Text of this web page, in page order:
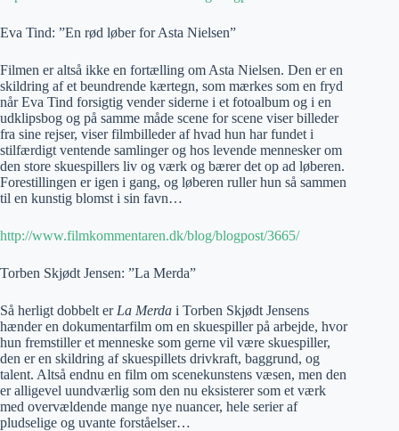
Eva Tind: ”En rød løber for Asta Nielsen”
Filmen er altså ikke en fortælling om Asta Nielsen. Den er en
skildring af et beundrende kærtegn, som mærkes som en fryd
når Eva Tind forsigtig vender siderne i et fotoalbum og i en
udklipsbog og på samme måde scene for scene viser billeder
fra sine rejser, viser filmbilleder af hvad hun har fundet i
stilfærdigt ventende samlinger og hos levende mennesker om
den store skuespillers liv og værk og bærer det op ad løberen.
Forestillingen er igen i gang, og løberen ruller hun så sammen
til en kunstig blomst i sin favn…
http://www.filmkommentaren.dk/blog/blogpost/3665/
Torben Skjødt Jensen: ”La Merda”
Så herligt dobbelt er La Merda i Torben Skjødt Jensens
hænder en dokumentarfilm om en skuespiller på arbejde, hvor
hun fremstiller et menneske som gerne vil være skuespiller,
den er en skildring af skuespillets drivkraft, baggrund, og
talent. Altså endnu en film om scenekunstens væsen, men den
er alligevel uundværlig som den nu eksisterer som et værk
med overvældende mange nye nuancer, hele serier af
pludselige og uvante forståelser…